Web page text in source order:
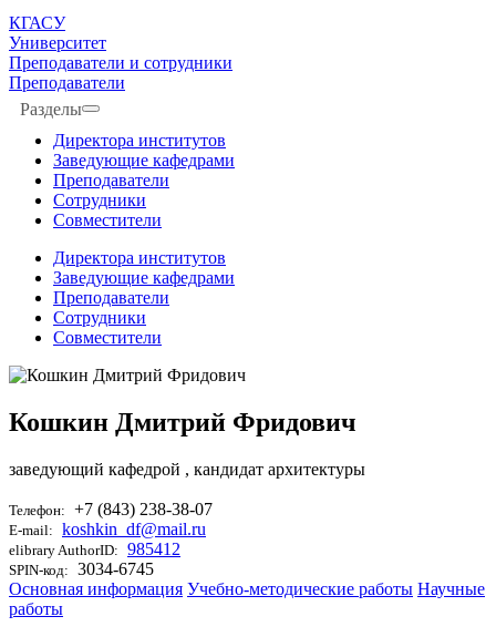
КГАСУ
Университет
Преподаватели и сотрудники
Преподаватели
Разделы
Директора институтов
Заведующие кафедрами
Преподаватели
Сотрудники
Совместители
Директора институтов
Заведующие кафедрами
Преподаватели
Сотрудники
Совместители
Кошкин Дмитрий Фридович
заведующий кафедрой , кандидат архитектуры
Телефон: +7 (843) 238-38-07
E-mail: koshkin_df@mail.ru
elibrary AuthorID: 985412
SPIN-код: 3034-6745
Основная информация Учебно-методические работы Научные
работы